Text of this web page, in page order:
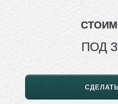
ПОД